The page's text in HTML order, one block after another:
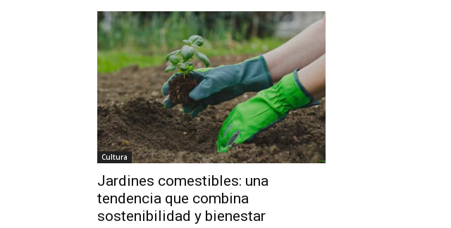
Cultura
Jardines comestibles: una
tendencia que combina
sostenibilidad y bienestar